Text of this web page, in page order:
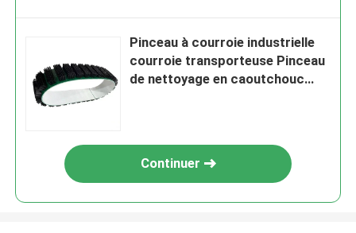
Pinceau à courroie industrielle
courroie transporteuse Pinceau
de nettoyage en caoutchouc
Continuer